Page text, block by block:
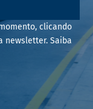
clicando
newsletter. Saiba